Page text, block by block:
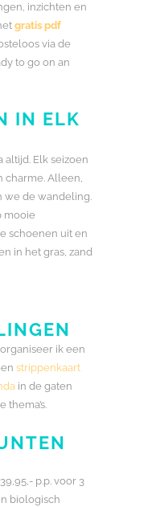
inzichten en
gratis pdf
via de
to go on an
IN ELK
altijd. Elk seizoen
charme. Alleen,
we de wandeling.
mooie
schoenen uit en
in het gras, zand
ik een
strippenkaart
in de gaten
p.p. voor 3
biologisch